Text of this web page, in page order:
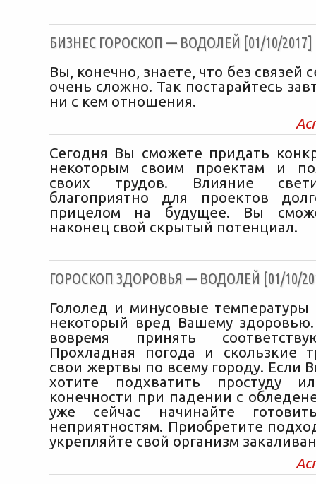
БИЗНЕС ГОРОСКОП — ВОДОЛЕЙ [01/10/2017]
Вы, конечно, знаете, что без связей
очень сложно. Так постарайтесь
ни с кем отношения.
Сегодня Вы сможете придать
некоторым своим проектам и
своих трудов. Влияние
благоприятно для проектов
прицелом на будущее. Вы
наконец свой скрытый потенциал.
ГОРОСКОП ЗДОРОВЬЯ — ВОДОЛЕЙ [01/10/
Гололед и минусовые температуры
некоторый вред Вашему здоровью.
вовремя принять
Прохладная погода и скользкие
свои жертвы по всему городу. Если
хотите подхватить простуду
конечности при падении с
уже сейчас начинайте
неприятностям. Приобретите
укрепляйте свой организм